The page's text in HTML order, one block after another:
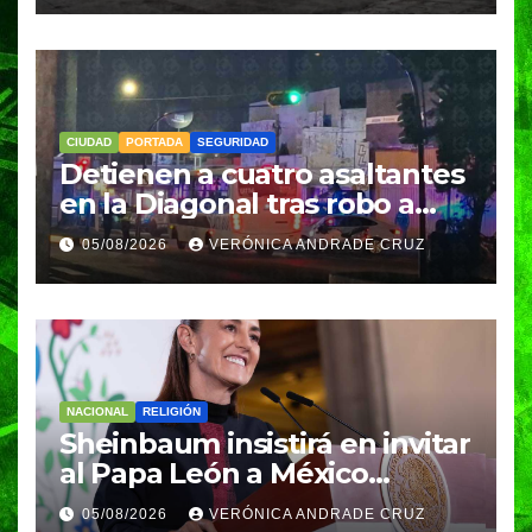
CIUDAD PORTADA SEGURIDAD
Detienen a cuatro asaltantes
en la Diagonal tras robo a
Coppel en el Centro de
Puebla; recuperan celulares
y aseguran un arma
05/08/2026 VERÓNICA ANDRADE CRUZ
NACIONAL RELIGIÓN
Sheinbaum insistirá en invitar
al Papa León a México
durante su próxima gira por
05/08/2026 VERÓNICA ANDRADE CRUZ